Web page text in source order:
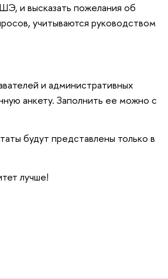
и высказать пожелания об
учитываются руководством
и административных
анкету. Заполнить ее можно с
будут представлены только в
лучше!